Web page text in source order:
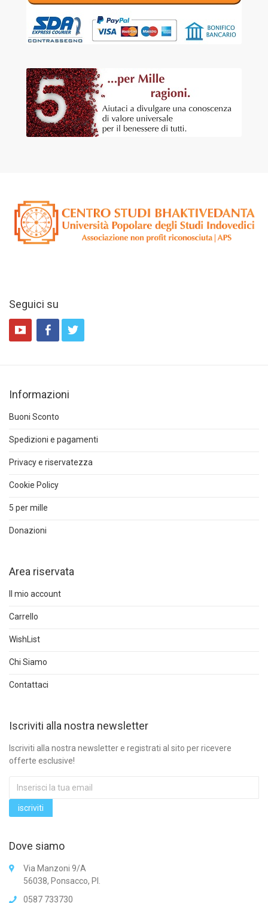
Seguici su
Informazioni
Buoni Sconto
Spedizioni e pagamenti
Privacy e riservatezza
Cookie Policy
5 per mille
Donazioni
Area riservata
Il mio account
Carrello
WishList
Chi Siamo
Contattaci
Iscriviti alla nostra newsletter
Iscriviti alla nostra newsletter e registrati al sito per ricevere
offerte esclusive!
Dove siamo
Via Manzoni 9/A
56038, Ponsacco, PI.
0587 733730